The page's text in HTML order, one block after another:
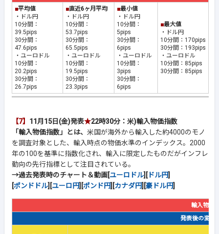
■平均値
・ドル円
10分間：
39.5pips
30分間：
47.6pips
・ユーロドル
10分間：
20.2pips
30分間：
26.7pips
■直近6ヶ月平均
・ドル円
10分間：
53.7pips
30分間：
65.5pips
・ユーロドル
10分間：
19.5pips
30分間：
23.3pips
■最小値
・ドル円
10分間：
5pips
30分間：
6pips
・ユーロドル
10分間：
3pips
30分間：
6pips
■最大値
・ドル円
10分間：170pips
30分間：193pips
・ユーロドル
10分間：85pips
30分間：85pips
【7】 11月15日(金)発表★22時30分：米)輸入物価指数
「輸入物価指数」とは、 米国が海外から輸入した約4000のモノ
を調査対象とした、輸入時点の物価水準のインデックス。2000
年の100を基準に指数化され、輸入に限定したものだがインフレ
動向の先行指標として注目されている。
→過去発表時のチャート＆動画[ユーロドル][ ドル円]
[ポンドドル][ユーロ円][ポンド円][カナダ円][豪ドル円]
輸入物価
発表後の変動